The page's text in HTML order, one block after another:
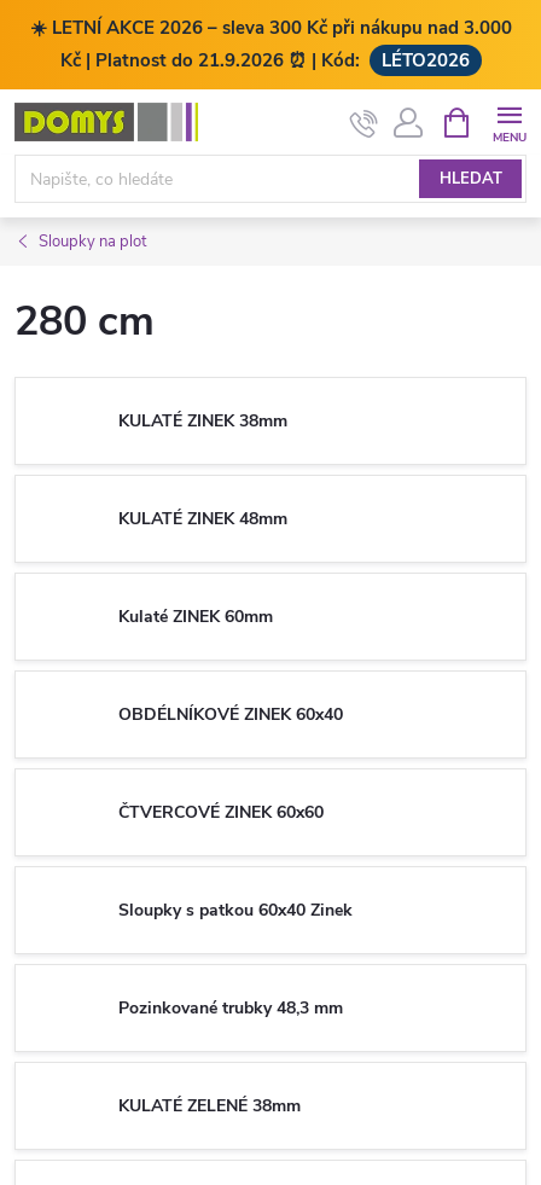
☀️ LETNÍ AKCE 2026 – sleva 300 Kč při nákupu nad 3.000
Kč | Platnost do 21.9.2026 ⏰ | Kód:
LÉTO2026
Přejít
obsah
HLEDAT
NÁKUPNÍ
KOŠÍK
Sloupky na plot
280 cm
KULATÉ ZINEK 38mm
KULATÉ ZINEK 48mm
Kulaté ZINEK 60mm
OBDÉLNÍKOVÉ ZINEK 60x40
ČTVERCOVÉ ZINEK 60x60
Sloupky s patkou 60x40 Zinek
Pozinkované trubky 48,3 mm
KULATÉ ZELENÉ 38mm